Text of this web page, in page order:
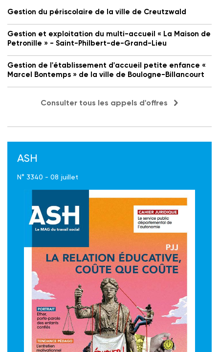
Gestion du périscolaire de la ville de Creutzwald
Gestion et exploitation du multi-accueil « La Maison de
Petronille » - Saint-Philbert-de-Grand-Lieu
Gestion de l'établissement d'accueil petite enfance «
Marcel Bontemps » de la ville de Boulogne-Billancourt
Consulter tous les appels d'offres
ASH
N° 3340 - 08 juillet